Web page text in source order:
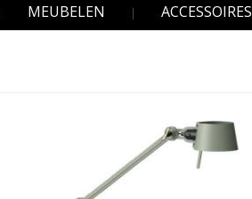
MEUBELEN ACCESSOIRES